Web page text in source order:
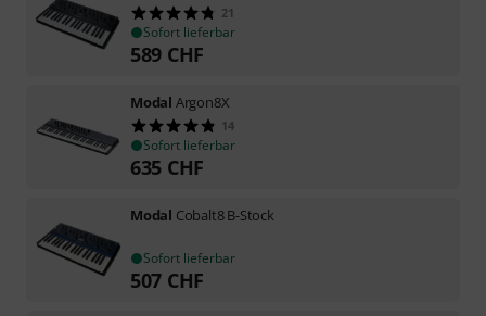
21
Sofort lieferbar
589 CHF
Modal Argon8X
14
Sofort lieferbar
635 CHF
Modal Cobalt8 B-Stock
Sofort lieferbar
507 CHF